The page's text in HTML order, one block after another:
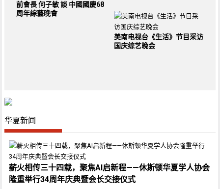
前會長 何子敏 談 中國國慶68
周年綜藝晚會
美南电视台《生活》节目采访
国庆综艺晚会
华夏新闻
薪火相传三十四载，聚焦AI启新程——休斯顿华夏学人协会
隆重举行34周年庆典暨会长交接仪式